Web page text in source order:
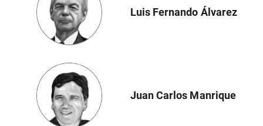
Luis Fernando Álvarez
Juan Carlos Manrique